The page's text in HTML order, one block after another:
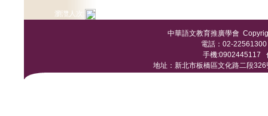
瀏灠人次:
中華語文教育推廣學會
電話：02-
手機:0902445117
地址：新北市板橋區文化路二段